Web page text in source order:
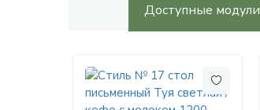
Доступные модули